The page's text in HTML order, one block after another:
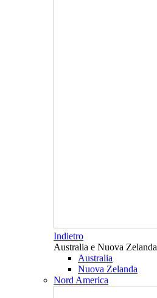
Indietro
Australia e Nuova Zelanda
Australia
Nuova Zelanda
Nord America